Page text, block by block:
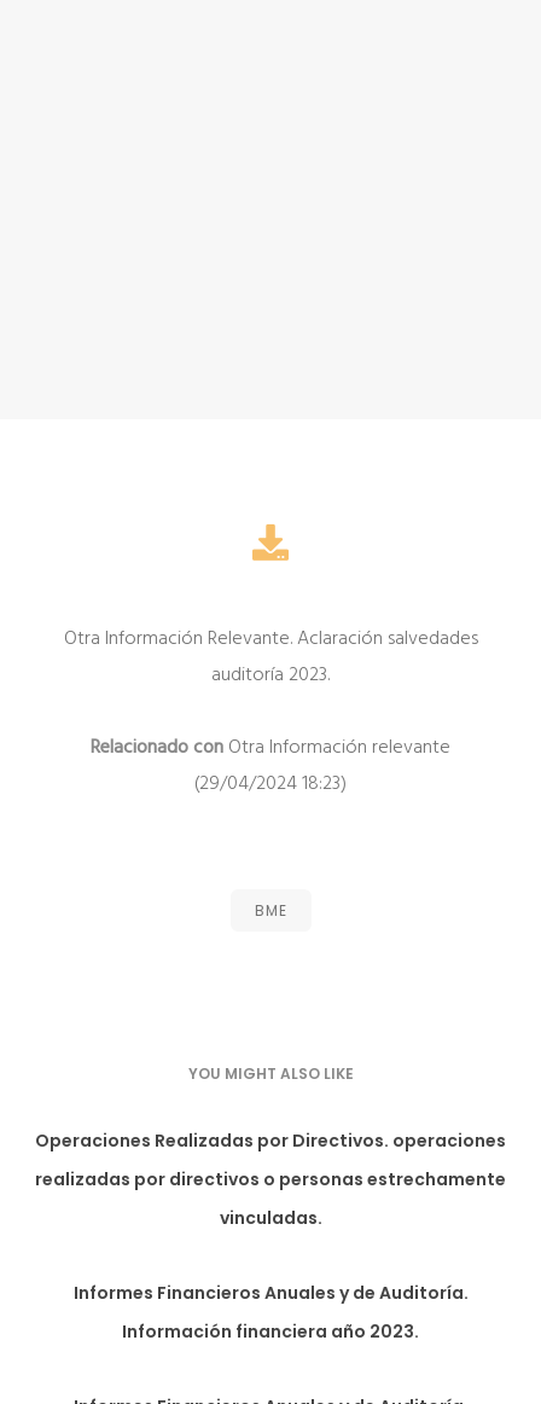
Otra Información Relevante. Aclaración salvedades
auditoría 2023.
Relacionado conOtra Información relevante
(29/04/2024 18:23)
BME
YOU MIGHT ALSO LIKE
Operaciones Realizadas por Directivos. operaciones
realizadas por directivos o personas estrechamente
vinculadas.
Informes Financieros Anuales y de Auditoría.
Información financiera año 2023.